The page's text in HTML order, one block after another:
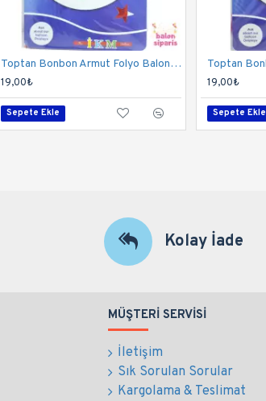
Toptan Bonbon Armut Folyo Balon 18 İnç Kırmızı
19,00₺
Sepete Ekle
19,00₺
Sepete Ekle
Kolay İade
MÜŞTERI SERVISI
İletişim
Sık Sorulan Sorular
Kargolama & Teslimat